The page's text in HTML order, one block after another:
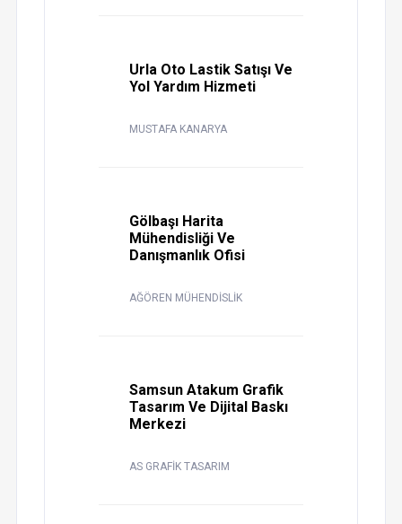
Urla Oto Lastik Satışı Ve
Yol Yardım Hizmeti
MUSTAFA KANARYA
Gölbaşı Harita
Mühendisliği Ve
Danışmanlık Ofisi
AĞÖREN MÜHENDİSLİK
Samsun Atakum Grafik
Tasarım Ve Dijital Baskı
Merkezi
AS GRAFİK TASARIM